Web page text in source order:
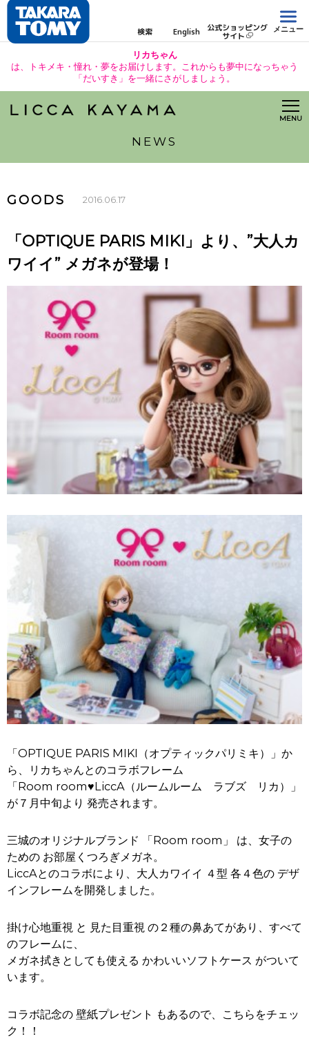
検索 English 公式ショッピング
サイト
メニュー
リカちゃん
は、トキメキ・憧れ・夢をお届けします。これからも夢中になっちゃう
「だいすき」を一緒にさがしましょう。
MENU
NEWS
GOODS 2016.06.17
「OPTIQUE PARIS MIKI」より、”大人カ
ワイイ” メガネが登場！
「OPTIQUE PARIS MIKI（オプティックパリミキ）」か
ら、リカちゃんとのコラボフレーム
「Room room♥LiccA（ルームルーム ラブズ リカ）」
が７月中旬より 発売されます。
三城のオリジナルブランド 「Room room」 は、女子の
ための お部屋くつろぎメガネ。
LiccAとのコラボにより、大人カワイイ ４型 各４色の デザ
インフレームを開発しました。
掛け心地重視 と 見た目重視 の２種の鼻あてがあり、すべて
のフレームに、
メガネ拭きとしても使える かわいいソフトケース がついて
います。
コラボ記念の 壁紙プレゼント もあるので、こちらをチェッ
ク！！